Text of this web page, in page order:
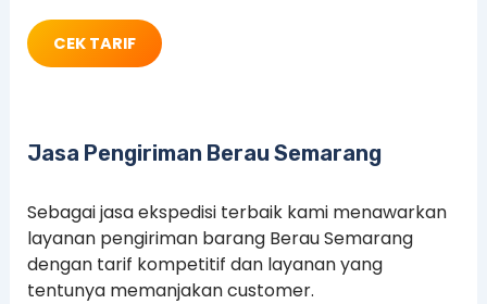
CEK TARIF
Jasa Pengiriman Berau Semarang
Sebagai jasa ekspedisi terbaik kami menawarkan
layanan pengiriman barang Berau Semarang
dengan tarif kompetitif dan layanan yang
tentunya memanjakan customer.